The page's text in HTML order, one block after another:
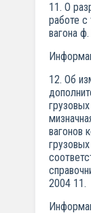
11. О
работе с
вагона
12. Об
вагонов
2004 11.